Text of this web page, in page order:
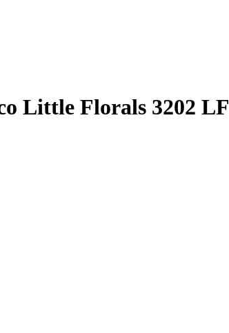
Little Florals 3202 LF